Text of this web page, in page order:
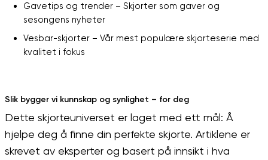
Gavetips og trender – Skjorter som gaver og
sesongens nyheter
Vesbar-skjorter – Vår mest populære skjorteserie med
kvalitet i fokus
Slik bygger vi kunnskap og synlighet – for deg
Dette skjorteuniverset er laget med ett mål: Å
hjelpe deg å finne din perfekte skjorte. Artiklene er
skrevet av eksperter og basert på innsikt i hva